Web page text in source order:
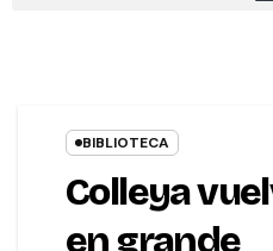
BIBLIOTECA
Colleya
en grande